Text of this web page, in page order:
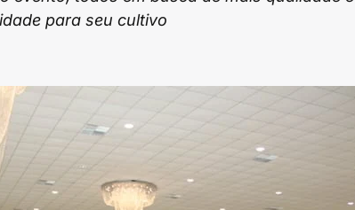
para seu cultivo